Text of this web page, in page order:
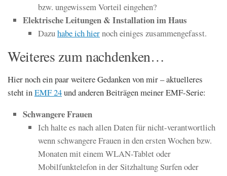
bzw. ungewissem Vorteil eingehen?
Elektrische Leitungen & Installation im Haus
Dazuhabe ich hiernoch einiges zusammengefasst.
Weiteres zum nachdenken…
Hier noch ein paar weitere Gedanken von mir – aktuelleres
steht inEMF 24und anderen Beiträgen meiner EMF-Serie:
Schwangere Frauen
Ich halte es nach allen Daten für nicht-verantwortlich
wenn schwangere Frauen in den ersten Wochen bzw.
Monaten mit einem WLAN-Tablet oder
Mobilfunktelefon in der Sitzhaltung Surfen oder